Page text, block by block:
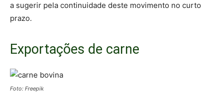
a sugerir pela continuidade deste movimento no curto
prazo.
Exportações de carne
Foto: Freepik